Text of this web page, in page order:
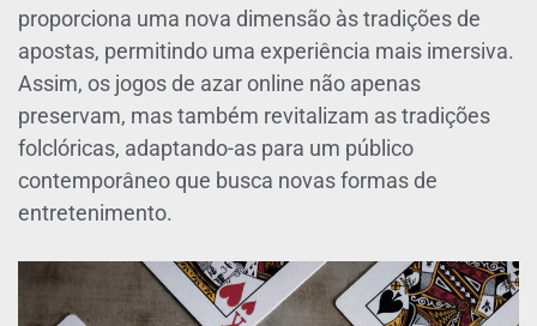
proporciona uma nova dimensão às tradições de
apostas, permitindo uma experiência mais imersiva.
Assim, os jogos de azar online não apenas
preservam, mas também revitalizam as tradições
folclóricas, adaptando-as para um público
contemporâneo que busca novas formas de
entretenimento.